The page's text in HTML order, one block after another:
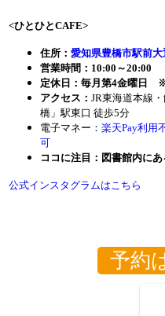
<ひとひとCAFE>
住所： 愛知県豊橋市駅前大
営業時間：10:00～20:00
定休日：毎月第4金曜日
アクセス： JR東海道本線
橋」駅東口 徒歩5分
電子マネー： 楽天Pay利用
可
ココに注目：図書館内に
公式インスタグラムはこちら
予約